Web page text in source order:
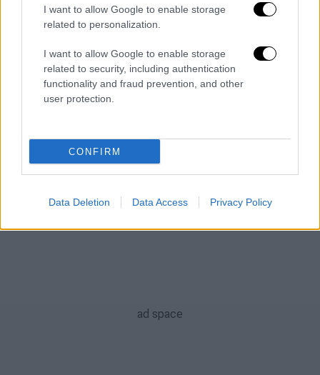
I want to allow Google to enable storage
related to personalization.
I want to allow Google to enable storage
related to security, including authentication
functionality and fraud prevention, and other
user protection.
CONFIRM
Data Deletion Data Access Privacy Policy
Η Γη θα βρεθεί ακριβώς ανάμεσα στον Δία
και στον Ήλιο - στο φαινόμενο που λέγεται
«αντίθεση»
ΑΛΛΑ #TAGS
ειδήσεις τώρα
τηλεσκόπιο Hubble